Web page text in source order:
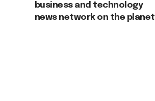
business and technology
news network on the planet